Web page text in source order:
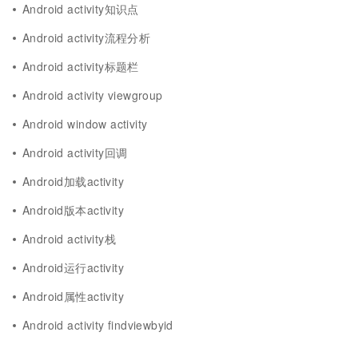
Android activity知识点
Android activity流程分析
Android activity标题栏
Android activity viewgroup
Android window activity
Android activity回调
Android加载activity
Android版本activity
Android activity栈
Android运行activity
Android属性activity
Android activity findviewbyid